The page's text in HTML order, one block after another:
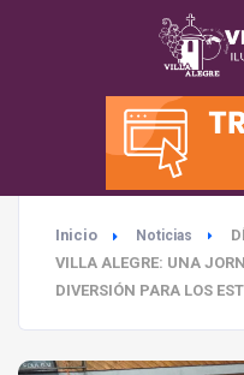
Inicio Noticias
VILLA ALEGRE: UNA
DIVERSIÓN PARA LOS